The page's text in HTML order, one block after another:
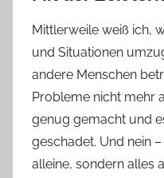
Mittlerweile weiß ich,
und Situationen
andere Menschen
Probleme nicht mehr
genug gemacht und
geschadet. Und nein
alleine, sondern alles